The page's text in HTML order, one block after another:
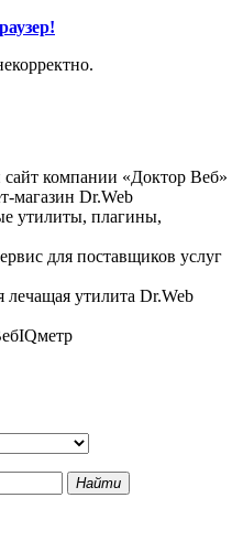
компании «Доктор Веб»
магазин Dr.Web
утилиты, плагины,
для поставщиков услуг
лечащая утилита Dr.Web
Найти